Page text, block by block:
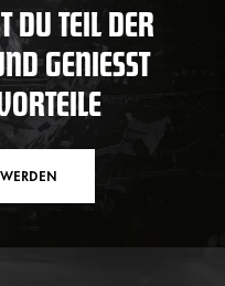
DU TEIL DER
GENIESST Z